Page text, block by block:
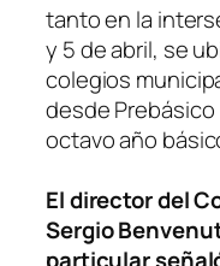
tanto en la
y 5 de abril, se
colegios
desde
octavo año
El director del
Sergio